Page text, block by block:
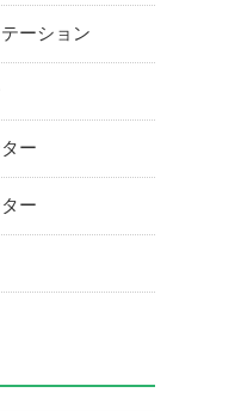
ーション
ー
ー